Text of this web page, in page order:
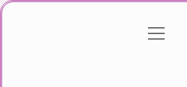
Gizlilik Politikası
menüyü